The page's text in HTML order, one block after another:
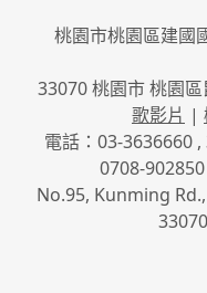
桃園市桃園區建國
33070 桃園市 桃園
歌影片 |
電話：03-3636660 ,
0708-
No.95, Kunming